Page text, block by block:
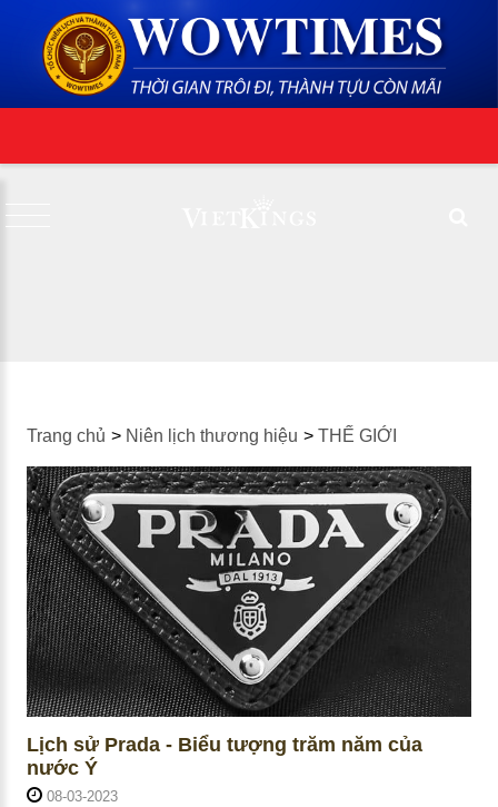
Trang chủ > Niên lịch thương hiệu > THẾ GIỚI
Lịch sử Prada - Biểu tượng trăm năm của
nước Ý
08-03-2023